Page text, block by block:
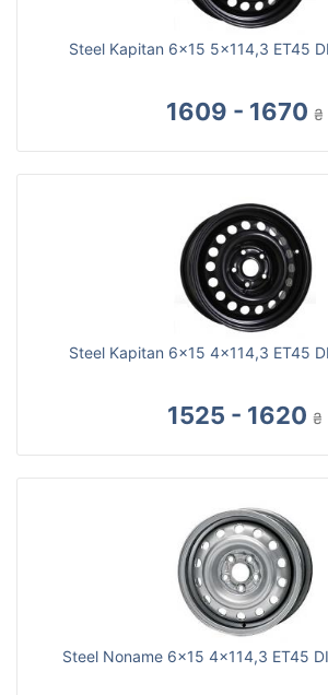
Steel Kapitan 6x15 5x114,3 ET45
1609 - 1670 ₴
Steel Kapitan 6x15 4x114,3 ET45
1525 - 1620 ₴
Steel Noname 6x15 4x114,3 ET45